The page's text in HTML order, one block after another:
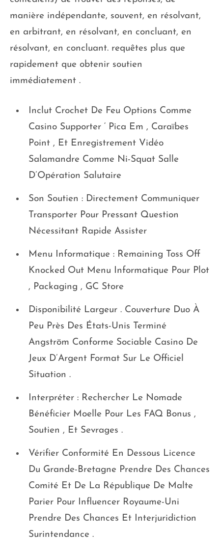
manière indépendante, souvent, en résolvant,
en arbitrant, en résolvant, en concluant, en
résolvant, en concluant. requêtes plus que
rapidement que obtenir soutien
immédiatement .
Inclut Crochet De Feu Options Comme
Casino Supporter ‘ Pica Em , Caraïbes
Point , Et Enregistrement Vidéo
Salamandre Comme Ni-Squat Salle
D’Opération Salutaire
Son Soutien : Directement Communiquer
Transporter Pour Pressant Question
Nécessitant Rapide Assister
Menu Informatique : Remaining Toss Off
Knocked Out Menu Informatique Pour Plot
, Packaging , GC Store
Disponibilité Largeur . Couverture Duo À
Peu Près Des États-Unis Terminé
Angström Conforme Sociable Casino De
Jeux D’Argent Format Sur Le Officiel
Situation .
Interpréter : Rechercher Le Nomade
Bénéficier Moelle Pour Les FAQ Bonus ,
Soutien , Et Sevrages .
Vérifier Conformité En Dessous Licence
Du Grande-Bretagne Prendre Des Chances
Comité Et De La République De Malte
Parier Pour Influencer Royaume-Uni
Prendre Des Chances Et Interjuridiction
Surintendance .